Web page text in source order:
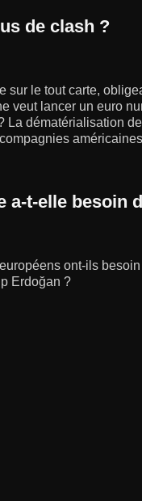
de clash ?
sur le tout carte,
veut lancer un euro
La dématérialisation
a-t-elle besoin
ont-ils
Erdoğan ?